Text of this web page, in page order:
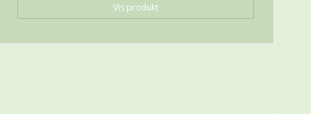
Vis produkt